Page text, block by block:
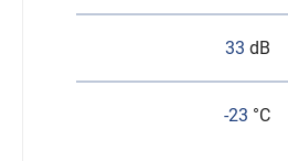
33 dB
-23 °C